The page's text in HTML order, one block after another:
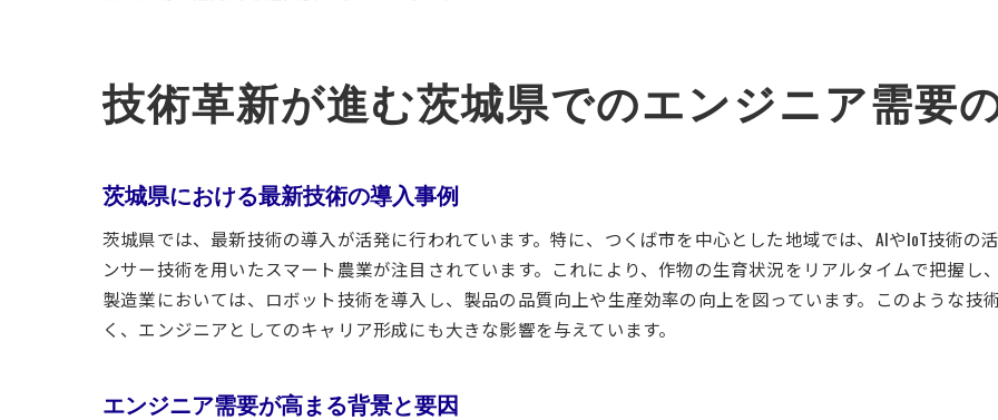
地元企業の文化を理解するためのリサーチ術
技術革新が進む茨城県でのエンジニア需要
茨城県における最新技術の導入事例
茨城県では、最新技術の導入が活発に行われています。特に、つくば市を中心とした地域では、AIやIoT技術の
ンサー技術を用いたスマート農業が注目されています。これにより、作物の生育状況をリアルタイムで把握し
製造業においては、ロボット技術を導入し、製品の品質向上や生産効率の向上を図っています。このような技
く、エンジニアとしてのキャリア形成にも大きな影響を与えています。
エンジニア需要が高まる背景と要因